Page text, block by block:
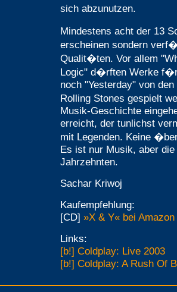
sich abzunutzen.
Mindestens acht der 13
erscheinen sondern
Qualit�ten. Vor allem
Logic" d�rften Werke
noch "Yesterday" von
Rolling Stones gespielt
Musik-Geschichte
erreicht, der tunlichst
mit Legenden. Keine
Es ist nur Musik, aber
Jahrzehnten.
Sachar Kriwoj
Kaufempfehlung:
[CD] »X & Y« bei
Links:
[b!] Coldplay: Live 2003
[b!] Coldplay: A Rush Of